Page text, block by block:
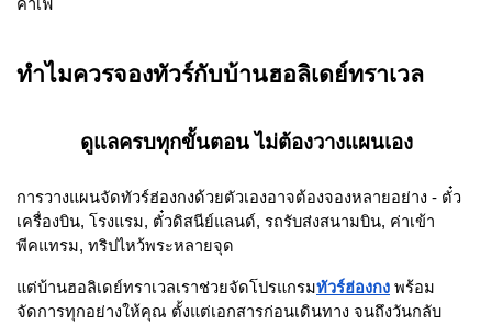
คาเฟ่
ทำไมควรจองทัวร์กับบ้านฮอลิเดย์ทราเวล
ดูแลครบทุกขั้นตอน ไม่ต้องวางแผนเอง
การวางแผนจัดทัวร์ฮ่องกงด้วยตัวเองอาจต้องจองหลายอย่าง - ตั๋ว
เครื่องบิน, โรงแรม, ตั๋วดิสนีย์แลนด์, รถรับส่งสนามบิน, ค่าเข้า
พีคแทรม, ทริปไหว้พระหลายจุด
แต่บ้านฮอลิเดย์ทราเวลเราช่วยจัดโปรแกรมทัวร์ฮ่องกง พร้อม
จัดการทุกอย่างให้คุณ ตั้งแต่เอกสารก่อนเดินทาง จนถึงวันกลับ